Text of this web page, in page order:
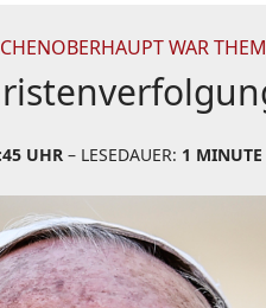
WAR
UHR – LESEDAUER: 1 MINUTE